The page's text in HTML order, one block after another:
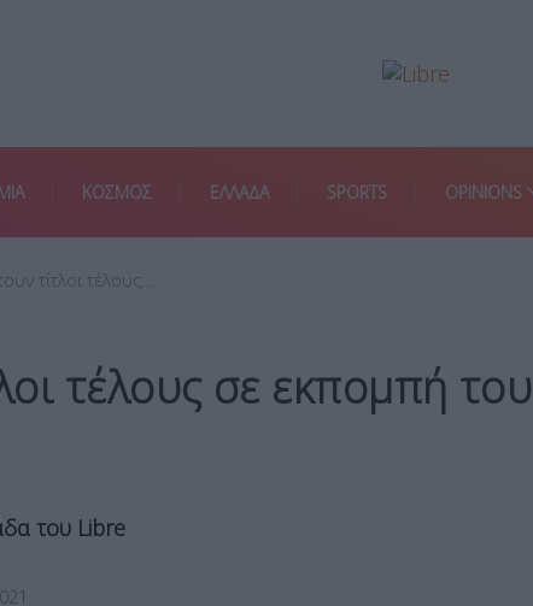
ΚΟΣΜΟΣ ΕΛΛΑΔΑ SPORTS OPINIONS
τίτλοι τέλους…
τέλους σε εκπομπή του
του Libre